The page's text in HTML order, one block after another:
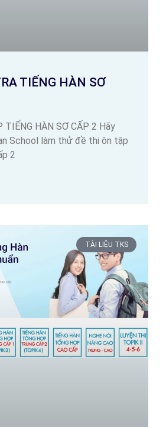
TIẾNG HÀN SƠ
TIẾNG HÀN SƠ CẤP 2 Hãy
School làm thử đề thi ôn tập
2
TÀI LIỆU TKS